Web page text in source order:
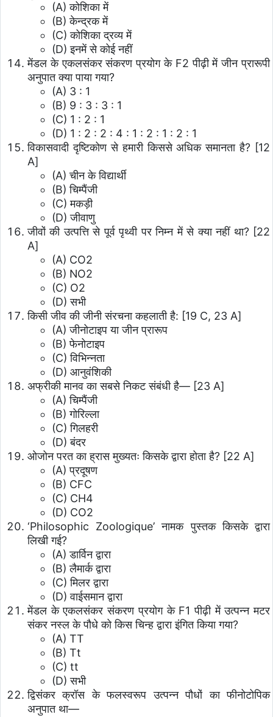
(A) कोशिका में
(B) केन्द्रक में
(C) कोशिका द्रव्य में
(D) इनमें से कोई नहीं
मेंडल के एकलसंकर संकरण प्रयोग के F2 पीढ़ी में जीन प्रारूपी
अनुपात क्या पाया गया?
(A) 3 : 1
(B) 9 : 3 : 3 : 1
(C) 1 : 2 : 1
(D) 1 : 2 : 2 : 4 : 1 : 2 : 1 : 2 : 1
विकासवादी दृष्टिकोण से हमारी किससे अधिक समानता है? [12
A]
(A) चीन के विद्यार्थी
(B) चिम्पैंजी
(C) मकड़ी
(D) जीवाणु
जीवों की उत्पत्ति से पूर्व पृथ्वी पर निम्न में से क्या नहीं था? [22
A]
(A) CO2
(B) NO2
(C) O2
(D) सभी
किसी जीव की जीनी संरचना कहलाती है: [19 C, 23 A]
(A) जीनोटाइप या जीन प्रारूप
(B) फेनोटाइप
(C) विभिन्नता
(D) आनुवंशिकी
अफ्रीकी मानव का सबसे निकट संबंधी है— [23 A]
(A) चिम्पैंजी
(B) गोरिल्ला
(C) गिलहरी
(D) बंदर
ओजोन परत का ह्रास मुख्यतः किसके द्वारा होता है? [22 A]
(A) प्रदूषण
(B) CFC
(C) CH4
(D) CO2
‘Philosophic Zoologique’ नामक पुस्तक किसके द्वारा
लिखी गई?
(A) डार्विन द्वारा
(B) लैमार्क द्वारा
(C) मिलर द्वारा
(D) वाईसमान द्वारा
मेंडल के एकलसंकर संकरण प्रयोग के F1 पीढ़ी में उत्पन्न मटर
संकर नस्ल के पौधे को किस चिन्ह द्वारा इंगित किया गया?
(A) TT
(B) Tt
(C) tt
(D) सभी
द्विसंकर क्रॉस के फलस्वरूप उत्पन्न पौधों का फीनोटोपिक
अनुपात था—